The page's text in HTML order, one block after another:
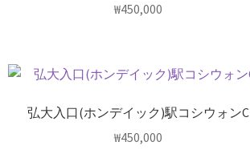
₩450,000
弘大入口(ホンデイック)駅コシウォンC
₩450,000